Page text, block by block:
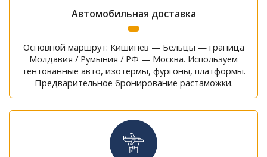
Автомобильная доставка
Основной маршрут: Кишинёв — Бельцы — граница
Молдавия / Румыния / РФ — Москва. Используем
тентованные авто, изотермы, фургоны, платформы.
Предварительное бронирование растаможки.